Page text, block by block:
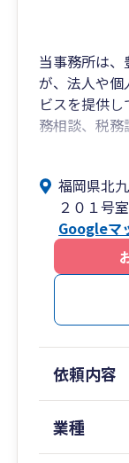
当事務所は
が、法人や個
ビスを提供
務相談、税
し、お客様
お客様一人
解し、信頼
築いています
また、迅速
安を取り除
す。税務に
ご相談くだ
実績とお客
えることをお
福岡県北
２０１号室
Googleマ
依頼内容
業種